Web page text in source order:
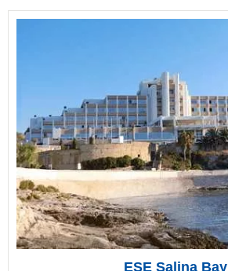
ESE Salina Bay